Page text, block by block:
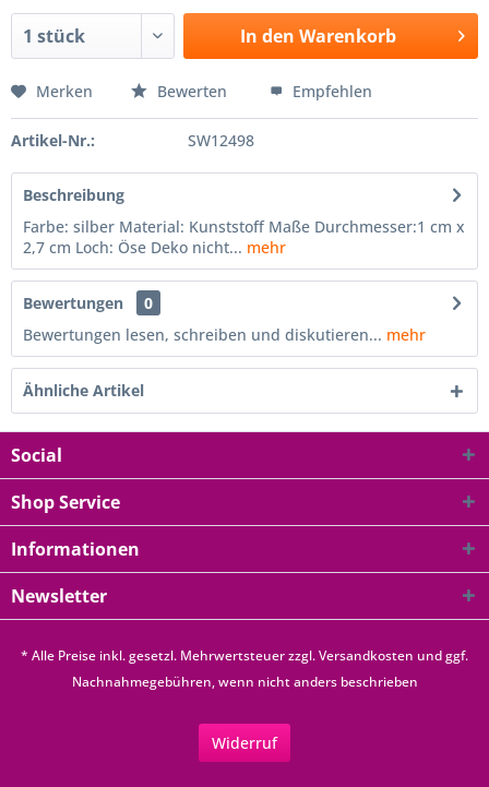
In den Warenkorb
Merken Bewerten Empfehlen
Artikel-Nr.: SW12498
Beschreibung
Farbe: silber Material: Kunststoff Maße Durchmesser:1 cm x
2,7 cm Loch: Öse Deko nicht... mehr
Bewertungen
0
Bewertungen lesen, schreiben und diskutieren... mehr
Ähnliche Artikel
Social
Shop Service
Informationen
Newsletter
* Alle Preise inkl. gesetzl. Mehrwertsteuer zzgl.Versandkosten und ggf.
Nachnahmegebühren, wenn nicht anders beschrieben
Widerruf